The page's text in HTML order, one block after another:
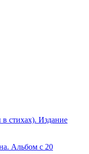
стихах). Издание